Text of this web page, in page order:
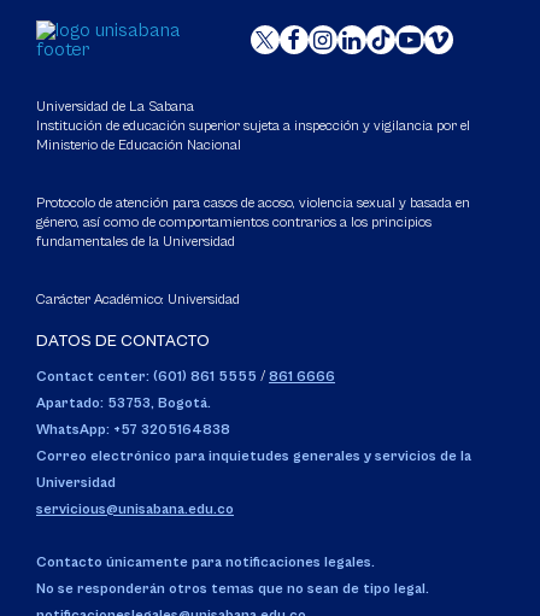
Universidad de La Sabana
Institución de educación superior sujeta a inspección y vigilancia por el
Ministerio de Educación Nacional
Protocolo de atención para casos de acoso, violencia sexual y basada en
género, así como de comportamientos contrarios a los principios
fundamentales de la Universidad
Carácter Académico: Universidad
DATOS DE CONTACTO
Contact center: (601) 861 5555 / 861 6666
Apartado: 53753, Bogotá.
WhatsApp: +57 3205164838
Correo electrónico para inquietudes generales y servicios de la
Universidad
servicious@unisabana.edu.co
Contacto únicamente para notificaciones legales.
No se responderán otros temas que no sean de tipo legal.